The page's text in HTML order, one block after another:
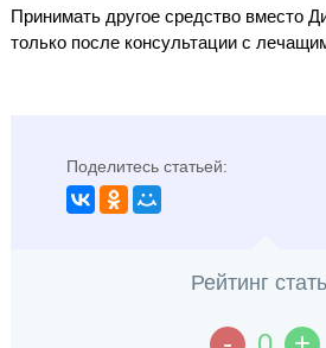
Принимать другое средство вместо
только после консультации с
Поделитесь статьей:
Рейтинг